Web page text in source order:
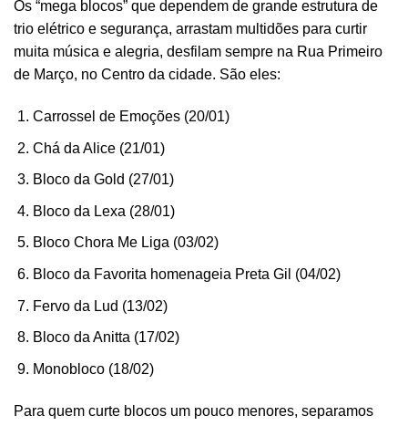
Os “mega blocos” que dependem de grande estrutura de
trio elétrico e segurança, arrastam multidões para curtir
muita música e alegria, desfilam sempre na Rua Primeiro
de Março, no Centro da cidade. São eles:
Carrossel de Emoções (20/01)
Chá da Alice (21/01)
Bloco da Gold (27/01)
Bloco da Lexa (28/01)
Bloco Chora Me Liga (03/02)
Bloco da Favorita homenageia Preta Gil (04/02)
Fervo da Lud (13/02)
Bloco da Anitta (17/02)
Monobloco (18/02)
Para quem curte blocos um pouco menores, separamos